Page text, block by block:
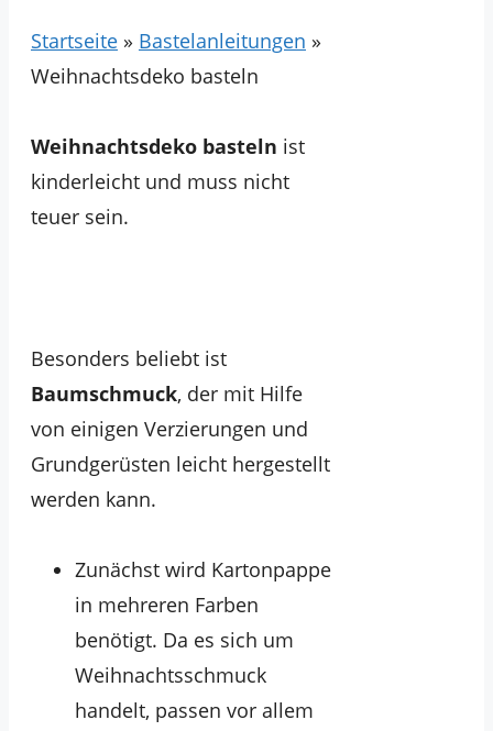
Startseite » Bastelanleitungen »
Weihnachtsdeko basteln
Weihnachtsdeko basteln ist
kinderleicht und muss nicht
teuer sein.
Besonders beliebt ist
Baumschmuck, der mit Hilfe
von einigen Verzierungen und
Grundgerüsten leicht hergestellt
werden kann.
Zunächst wird Kartonpappe
in mehreren Farben
benötigt. Da es sich um
Weihnachtsschmuck
handelt, passen vor allem